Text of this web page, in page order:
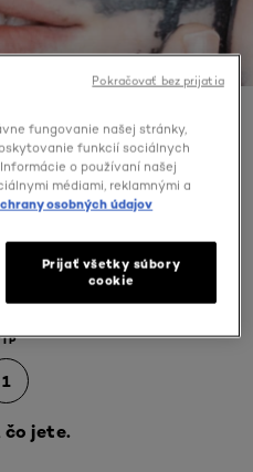
pleť
ju. Starať sa o
spôsobom. Preto vám
tipy pre prirodzene
1
čo jete.
fungovanie našej stránky,
funkcií sociálnych
o používaní našej
médiami, reklamnými a
osobných údajov
Prijať všetky súbory
cookie
Pokračovať bez prijatia